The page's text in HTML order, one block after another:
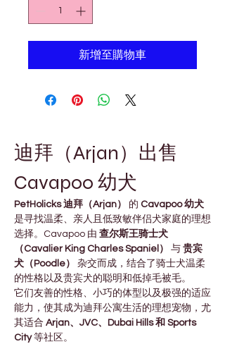
新增至購物車
迪拜（Arjan）出售
Cavapoo 幼犬
PetHolicks 迪拜（Arjan） 的 Cavapoo 幼犬
是寻找温柔、亲人且低致敏伴侣犬家庭的理想
选择。Cavapoo 由 查尔斯王骑士犬
（Cavalier King Charles Spaniel）
与 贵宾
犬（Poodle）
杂交而成，结合了骑士犬温柔
的性格以及贵宾犬的聪明和低掉毛被毛。
它们友善的性格、小巧的体型以及极强的适应
能力，使其成为迪拜公寓生活的理想宠物，尤
其适合 Arjan、JVC、Dubai Hills 和 Sports
City 等社区。